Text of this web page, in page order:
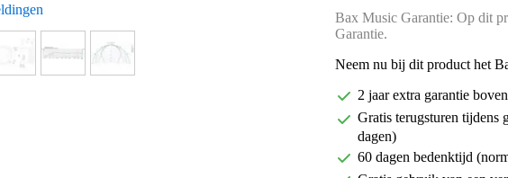
Bax Music Garantie: Op dit
Garantie.
Neem nu bij dit product het
2 jaar extra garantie
Gratis terugsturen tijdens
dagen)
60 dagen bedenktijd